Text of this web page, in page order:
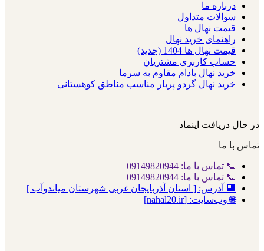
درباره ما
سوالات متداول
قیمت نهال ها
راهنمای خرید نهال
قیمت نهال ها 1404 (جدید)
حساب کاربری مشتریان
خرید نهال بادام مقاوم به سرما
خرید نهال گردو پربار مناسب مناطق کوهستانی
در حال دریافت اینماد
تماس با ما
📞 تماس با ما: 09149820944
📞 تماس با ما: 09149820944
🏢 آدرس: [ استان آذربایجان غربی شهرستان میاندوآب ]
🌐 وب‌سایت: [nahal20.ir]